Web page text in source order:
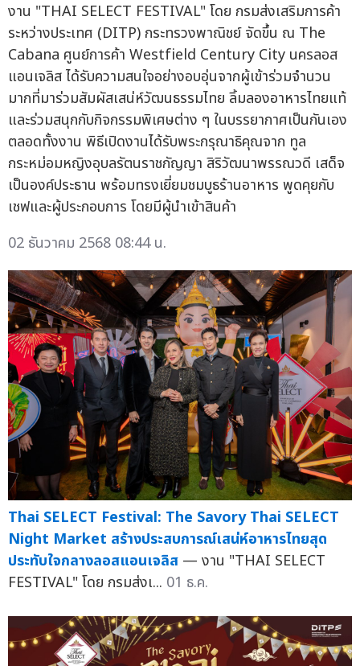
งาน "THAI SELECT FESTIVAL" โดย กรมส่งเสริมการค้า
ระหว่างประเทศ (DITP) กระทรวงพาณิชย์ จัดขึ้น ณ The
Cabana ศูนย์การค้า Westfield Century City นครลอส
แอนเจลิส ได้รับความสนใจอย่างอบอุ่นจากผู้เข้าร่วมจำนวน
มากที่มาร่วมสัมผัสเสน่ห์วัฒนธรรมไทย ลิ้มลองอาหารไทยแท้
และร่วมสนุกกับกิจกรรมพิเศษต่าง ๆ ในบรรยากาศเป็นกันเอง
ตลอดทั้งงาน พิธีเปิดงานได้รับพระกรุณาธิคุณจาก ทูล
กระหม่อมหญิงอุบลรัตนราชกัญญา สิริวัฒนาพรรณวดี เสด็จ
เป็นองค์ประธาน พร้อมทรงเยี่ยมชมบูธร้านอาหาร พูดคุยกับ
เชฟและผู้ประกอบการ โดยมีผู้นำเข้าสินค้า
02 ธันวาคม 2568 08:44 น.
Thai SELECT Festival: The Savory Thai SELECT
Night Market สร้างประสบการณ์เสน่ห์อาหารไทยสุด
ประทับใจกลางลอสแอนเจลิส — งาน "THAI SELECT
FESTIVAL" โดย กรมส่งเ... 01 ธ.ค.